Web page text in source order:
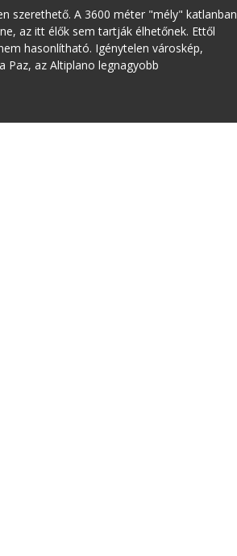
szerethető. A 3600 méter "mély" katlanban
az itt élők sem tartják élhetőnek. Ettől
hasonlítható. Igénytelen városkép,
Paz, az Altiplano legnagyobb